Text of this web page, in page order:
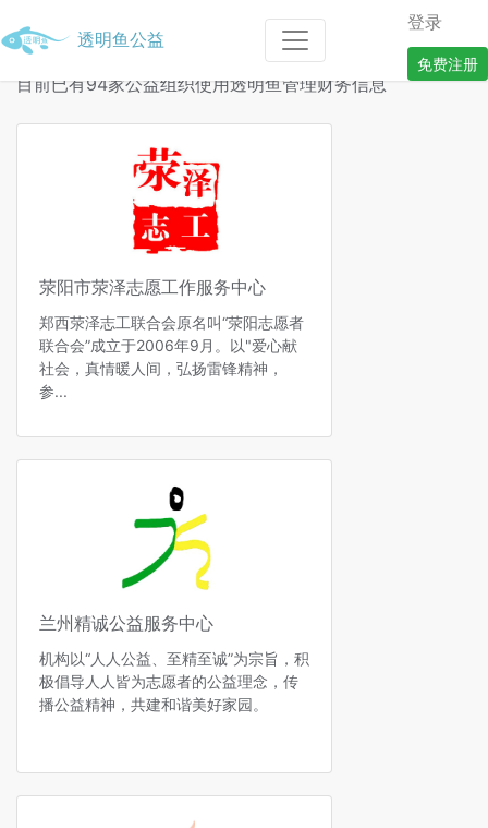
透明鱼公益
登录
免费注册
目前已有94家公益组织使用透明鱼管理财务信息
荥阳市荥泽志愿工作服务中心
郑西荥泽志工联合会原名叫“荥阳志愿者
联合会”成立于2006年9月。以"爱心献
社会，真情暖人间，弘扬雷锋精神，
参...
兰州精诚公益服务中心
机构以“人人公益、至精至诚”为宗旨，积
极倡导人人皆为志愿者的公益理念，传
播公益精神，共建和谐美好家园。